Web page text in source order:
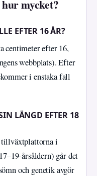
mycket?
EFTER 16 ÅR?
centimeter efter 16,
webbplats). Efter
i enstaka fall
LÄNGD EFTER 18
tillväxtplattorna i
årsåldern) går det
och genetik avgör